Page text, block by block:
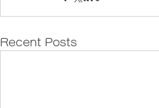
Recent Posts